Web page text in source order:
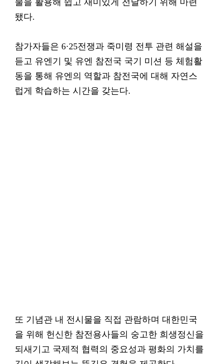
물을 활용해 쉽고 재미있게 전달하기 위해 마련
됐다.
참가자들은 6·25전쟁과 죽미령 전투 관련 해설을
듣고 유엔기 및 유엔 참전국 국기 미션 등 체험활
동을 통해 유엔의 역할과 참전국에 대해 자연스
럽게 학습하는 시간을 갖는다.
또 기념관 내 전시물을 직접 관람하며 대한민국
을 위해 헌신한 참전용사들의 숭고한 희생정신을
되새기고 국제적 협력의 중요성과 평화의 가치를